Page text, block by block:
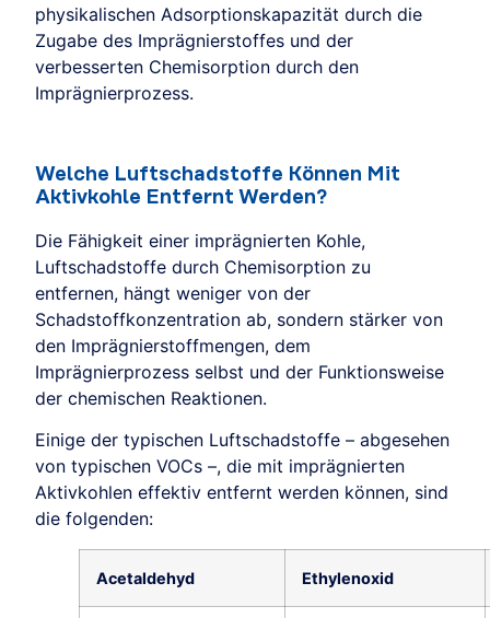
physikalischen Adsorptionskapazität durch die
Zugabe des Imprägnierstoffes und der
verbesserten Chemisorption durch den
Imprägnierprozess.
Welche Luftschadstoffe Können Mit
Aktivkohle Entfernt Werden?
Die Fähigkeit einer imprägnierten Kohle,
Luftschadstoffe durch Chemisorption zu
entfernen, hängt weniger von der
Schadstoffkonzentration ab, sondern stärker von
den Imprägnierstoffmengen, dem
Imprägnierprozess selbst und der Funktionsweise
der chemischen Reaktionen.
Einige der typischen Luftschadstoffe – abgesehen
von typischen VOCs –, die mit imprägnierten
Aktivkohlen effektiv entfernt werden können, sind
die folgenden:
Acetaldehyd Ethylenoxid